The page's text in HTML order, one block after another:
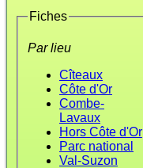
Fiches
Par lieu
Cîteaux
Côte d'Or
Combe-
Lavaux
Hors Côte d'Or
Parc national
Val-Suzon